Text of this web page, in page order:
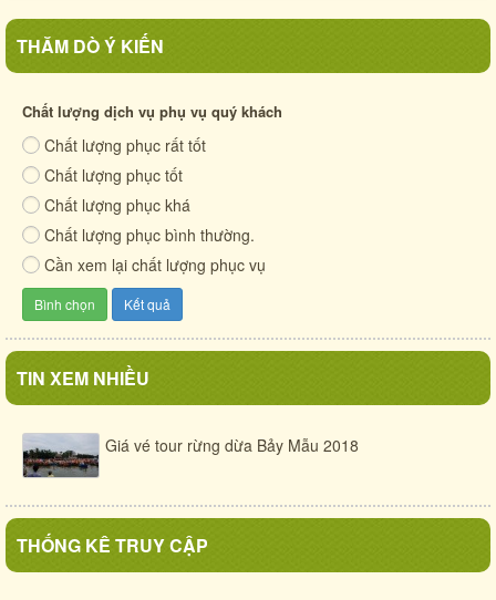
Xã Cẩm Thanh chung sức ươm mầm phần I
Cuộc sống quê xưa
Cẩm Thanh - mảnh đất anh hùng
THĂM DÒ Ý KIẾN
Chất lượng dịch vụ phụ vụ quý khách
Chất lượng phục rất tốt
Chất lượng phục tốt
Chất lượng phục khá
Chất lượng phục bình thường.
Cần xem lại chất lượng phục vụ
TIN XEM NHIỀU
Giá vé tour rừng dừa Bảy Mẫu 2018
THỐNG KÊ TRUY CẬP